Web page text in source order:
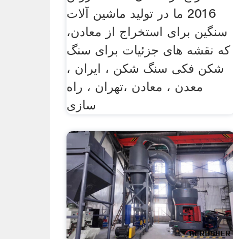
2016 ما در تولید ماشین آلات
سنگین برای استخراج از معادن،
که نقشه های جزئیات برای سنگ
شکن فکی سنگ شکن ، ایران ،
معدن ، معادن ،تهران ، راه
سازی